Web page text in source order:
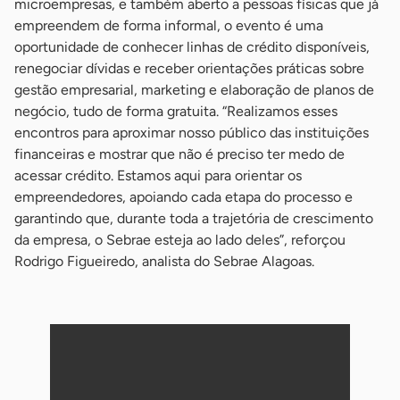
microempresas, e também aberto a pessoas físicas que já
empreendem de forma informal, o evento é uma
oportunidade de conhecer linhas de crédito disponíveis,
renegociar dívidas e receber orientações práticas sobre
gestão empresarial, marketing e elaboração de planos de
negócio, tudo de forma gratuita. “Realizamos esses
encontros para aproximar nosso público das instituições
financeiras e mostrar que não é preciso ter medo de
acessar crédito. Estamos aqui para orientar os
empreendedores, apoiando cada etapa do processo e
garantindo que, durante toda a trajetória de crescimento
da empresa, o Sebrae esteja ao lado deles”, reforçou
Rodrigo Figueiredo, analista do Sebrae Alagoas.